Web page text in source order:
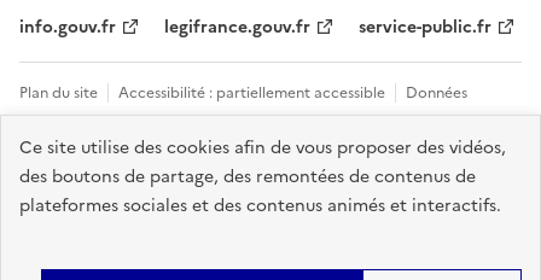
Ce site utilise des cookies afin de vous proposer des vidéos,
des boutons de partage, des remontées de contenus de
plateformes sociales et des contenus animés et interactifs.
info.gouv.fr
legifrance.gouv.fr service-public.fr
Plan du site Accessibilité : partiellement accessible
Données
personnelles et cookies
Mentions légales
Tous les contacts et sites
utiles
Gestion des cookies